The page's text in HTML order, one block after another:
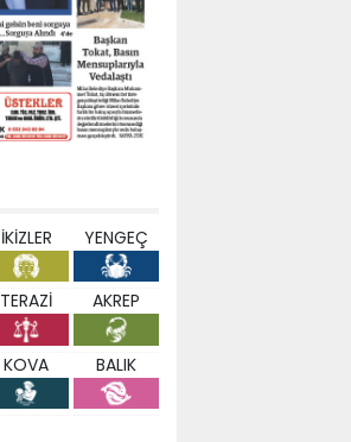
İKİZLER YENGEÇ
TERAZİ AKREP
KOVA BALIK